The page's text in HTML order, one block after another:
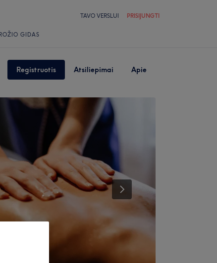
TAVO VERSLUI PRISIJUNGTI
GIDAS
Registruotis Atsiliepimai Apie